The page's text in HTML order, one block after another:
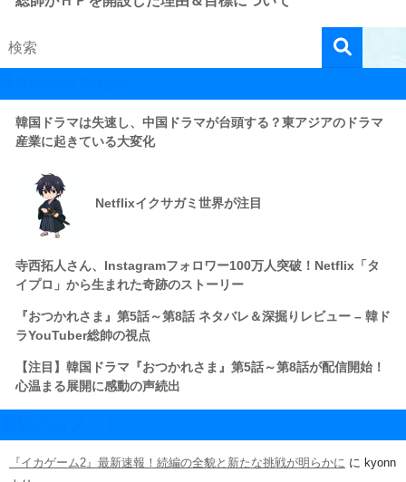
韓国ドラマは失速し、中国ドラマが台頭する？東アジアのドラマ
産業に起きている大変化
Netflixイクサガミ世界が注目
寺西拓人さん、Instagramフォロワー100万人突破！Netflix「タ
イプロ」から生まれた奇跡のストーリー
『おつかれさま』第5話～第8話 ネタバレ＆深掘りレビュー – 韓ド
ラYouTuber総帥の視点
【注目】韓国ドラマ『おつかれさま』第5話～第8話が配信開始！
心温まる展開に感動の声続出
『イカゲーム2』最新速報！続編の全貌と新たな挑戦が明らかに に kyonn